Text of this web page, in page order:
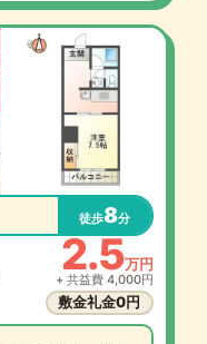
徒歩8分
2.5万円
+ 共益費 4,000円
敷金礼金0円